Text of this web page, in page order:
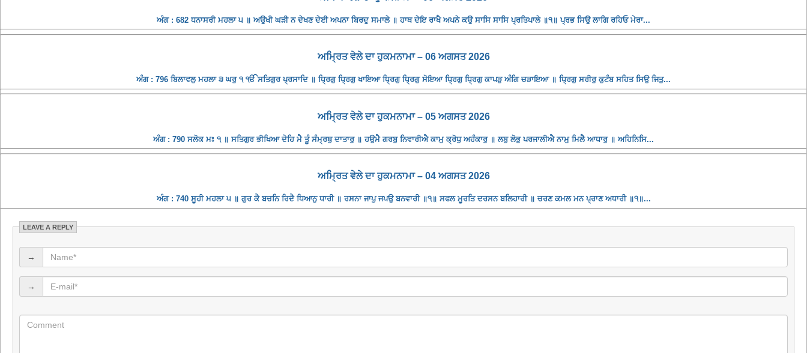
ਅੰਗ : 682 ਧਨਾਸਰੀ ਮਹਲਾ ੫ ॥ ਅਉਖੀ ਘੜੀ ਨ ਦੇਖਣ ਦੇਈ ਅਪਨਾ ਬਿਰਦੁ ਸਮਾਲੇ ॥ ਹਾਥ ਦੇਇ ਰਾਖੈ ਅਪਨੇ ਕਉ ਸਾਸਿ ਸਾਸਿ ਪ੍ਰਤਿਪਾਲੇ ॥੧॥ ਪ੍ਰਭ ਸਿਉ ਲਾਗਿ ਰਹਿਓ ਮੇਰਾ...
ਅਮ੍ਰਿਤ ਵੇਲੇ ਦਾ ਹੁਕਮਨਾਮਾ – 06 ਅਗਸਤ 2026
ਅੰਗ : 796 ਬਿਲਾਵਲੁ ਮਹਲਾ ੩ ਘਰੁ ੧ ੴ ਸਤਿਗੁਰ ਪ੍ਰਸਾਦਿ ॥ ਧ੍ਰਿਗੁ ਧ੍ਰਿਗੁ ਖਾਇਆ ਧ੍ਰਿਗੁ ਧ੍ਰਿਗੁ ਸੋਇਆ ਧ੍ਰਿਗੁ ਧ੍ਰਿਗੁ ਕਾਪੜੁ ਅੰਗਿ ਚੜਾਇਆ ॥ ਧ੍ਰਿਗੁ ਸਰੀਰੁ ਕੁਟੰਬ ਸਹਿਤ ਸਿਉ ਜਿਤੁ...
ਅਮ੍ਰਿਤ ਵੇਲੇ ਦਾ ਹੁਕਮਨਾਮਾ – 05 ਅਗਸਤ 2026
ਅੰਗ : 790 ਸਲੋਕ ਮਃ ੧ ॥ ਸਤਿਗੁਰ ਭੀਖਿਆ ਦੇਹਿ ਮੈ ਤੂੰ ਸੰਮ੍ਰਥੁ ਦਾਤਾਰੁ ॥ ਹਉਮੈ ਗਰਬੁ ਨਿਵਾਰੀਐ ਕਾਮੁ ਕ੍ਰੋਧੁ ਅਹੰਕਾਰੁ ॥ ਲਬੁ ਲੋਭੁ ਪਰਜਾਲੀਐ ਨਾਮੁ ਮਿਲੈ ਆਧਾਰੁ ॥ ਅਹਿਨਿਸਿ...
ਅਮ੍ਰਿਤ ਵੇਲੇ ਦਾ ਹੁਕਮਨਾਮਾ – 04 ਅਗਸਤ 2026
ਅੰਗ : 740 ਸੂਹੀ ਮਹਲਾ ੫ ॥ ਗੁਰ ਕੈ ਬਚਨਿ ਰਿਦੈ ਧਿਆਨੁ ਧਾਰੀ ॥ ਰਸਨਾ ਜਾਪੁ ਜਪਉ ਬਨਵਾਰੀ ॥੧॥ ਸਫਲ ਮੂਰਤਿ ਦਰਸਨ ਬਲਿਹਾਰੀ ॥ ਚਰਣ ਕਮਲ ਮਨ ਪ੍ਰਾਣ ਅਧਾਰੀ ॥੧॥...
LEAVE A REPLY
→
→